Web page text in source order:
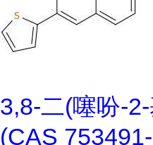
3,8-二(噻吩-
(CAS